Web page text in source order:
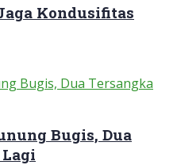
Kondusifitas
Bugis, Dua